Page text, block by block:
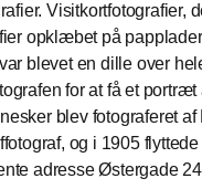
Visitkortfotografier,
opklæbet på
blevet en dille over
for at få et portræt
blev fotograferet af
og i 1905 flyttede
adresse Østergade